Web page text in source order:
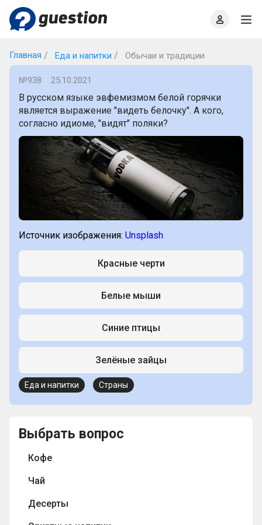
Главная Еда и напитки Обычаи и традиции
№938 25.10.2021
В русском языке эвфемизмом белой горячки
является выражение "видеть белочку". А кого,
согласно идиоме, "видят" поляки?
Источник изображения: Unsplash
Красные черти
Белые мыши
Синие птицы
Зелёные зайцы
Еда и напитки Страны
Выбрать вопрос
Кофе
Чай
Десерты